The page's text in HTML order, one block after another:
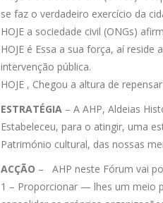
se faz o verdadeiro exercício da
HOJE a sociedade civil (ONGs)
HOJE é Essa a sua força, aí
intervenção pública.
HOJE , Chegou a altura de
ESTRATÉGIA– A AHP, Aldeias
Estabeleceu, para o atingir, uma
Património cultural, das nossas
ACÇÃO – AHP neste Fórum vai
1 – Proporcionar — lhes um meio